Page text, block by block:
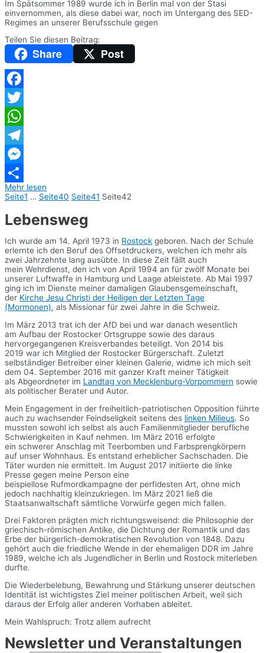
Im Spätsommer 1989 wurde ich in Berlin mal von der Stasi
einvernommen, als diese dabei war, noch im Untergang des SED-
Regimes an unserer Berufsschule gegen
Teilen Sie diesen Beitrag:
Share Post
Facebook
Twitter
WhatsApp
Telegram
Messenger
Teilen
Mehr lesen
Seite1 … Seite40 Seite41 Seite42
Lebensweg
Ich wurde am 14. April 1973 in Rostock geboren. Nach der Schule
erlernte ich den Beruf des Offsetdruckers, welchen ich mehr als
zwei Jahrzehnte lang ausübte. In diese Zeit fällt auch
mein Wehrdienst, den ich von April 1994 an für zwölf Monate bei
unserer Luftwaffe in Hamburg und Laage ableistete. Ab Mai 1997
ging ich im Dienste meiner damaligen Glaubensgemeinschaft,
der Kirche Jesu Christi der Heiligen der Letzten Tage
(Mormonen), als Missionar für zwei Jahre in die Schweiz.
Im März 2013 trat ich der AfD bei und war danach wesentlich
am Aufbau der Rostocker Ortsgruppe sowie des daraus
hervorgegangenen Kreisverbandes beteiligt. Von 2014 bis
2019 war ich Mitglied der Rostocker Bürgerschaft. Zuletzt
selbständiger Betreiber einer kleinen Galerie, widme ich mich seit
dem 04. September 2016 mit ganzer Kraft meiner Tätigkeit
als Abgeordneter im Landtag von Mecklenburg-Vorpommern sowie
als politischer Berater und Autor.
Mein Engagement in der freiheitlich-patriotischen Opposition führte
auch zu wachsender Feindseligkeit seitens des linken Milieus. So
mussten sowohl ich selbst als auch Familienmitglieder berufliche
Schwierigkeiten in Kauf nehmen. Im März 2016 erfolgte
ein schwerer Anschlag mit Teerbomben und Farbsprengkörpern
auf unser Wohnhaus. Es entstand erheblicher Sachschaden. Die
Täter wurden nie ermittelt. Im August 2017 initiierte die linke
Presse gegen meine Person eine
beispiellose Rufmordkampagne der perfidesten Art, ohne mich
jedoch nachhaltig kleinzukriegen. Im März 2021 ließ die
Staatsanwaltschaft sämtliche Vorwürfe gegen mich fallen.
Drei Faktoren prägten mich richtungsweisend: die Philosophie der
griechisch-römischen Antike, die Dichtung der Romantik und das
Erbe der bürgerlich-demokratischen Revolution von 1848. Dazu
gehört auch die friedliche Wende in der ehemaligen DDR im Jahre
1989, welche ich als Jugendlicher in Berlin und Rostock miterleben
durfte.
Die Wiederbelebung, Bewahrung und Stärkung unserer deutschen
Identität ist wichtigstes Ziel meiner politischen Arbeit, weil sich
daraus der Erfolg aller anderen Vorhaben ableitet.
Mein Wahlspruch: Trotz allem aufrecht
Newsletter und Veranstaltungen